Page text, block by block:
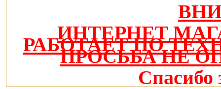
ИНТЕРНЕТ
РАБОТАЕТ ПО
ПРОСЬБА НЕ
Спасибо